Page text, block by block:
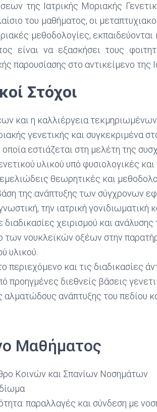
της Ιατρικής Μοριακής
του μαθήματος, οι
μεθοδολογίες, εκπαιδεύονται
είναι να εξασκήσει τους
παρουσίασης στο αντικείμενο της
Στόχοι
και η καλλιέργεια
γενετικής και συγκεκριμένα
εστιάζεται στη μελέτη της
υλικού υπό φυσιολογικές
θεωρητικές και
της ανάπτυξης των σύγχρονων
την ιατρική γονιδιωματική
χειρισμού και
των νουκλεϊκών οξέων στην
υλικού.
περιεχόμενο και τις διαδικασίες
προηγμένες διεθνείς βάσεις
αλματώδους ανάπτυξης του πεδίου
Μαθήματος
Κοινών και Σπανίων Νοσημάτων
παραλλαγές και σύνδεση με